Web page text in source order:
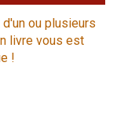
d'un ou plusieurs
livre vous est
!